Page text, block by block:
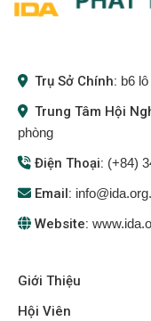
Trụ Sở Chính: b6
Trung Tâm Hội
phòng
Điện Thoại: (+84)
Email:
Website:
Giới Thiệu
Hội Viên